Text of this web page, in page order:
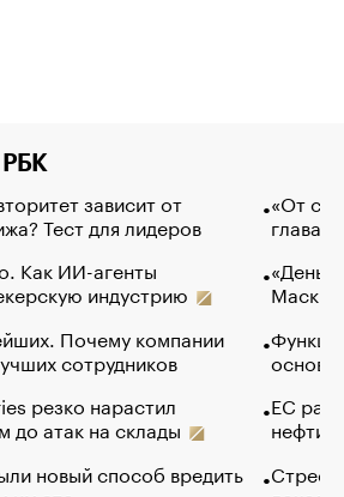
РБК
зависит от
Тест для лидеров
Как ИИ-агенты
индустрию
Почему компании
сотрудников
резко нарастил
до атак на склады
новый способ вредить
«От
глава
Маск в
основ
ЕС
нефти